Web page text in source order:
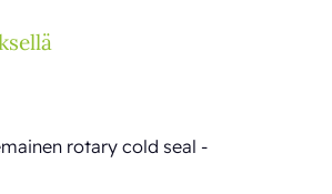
rotary cold seal -